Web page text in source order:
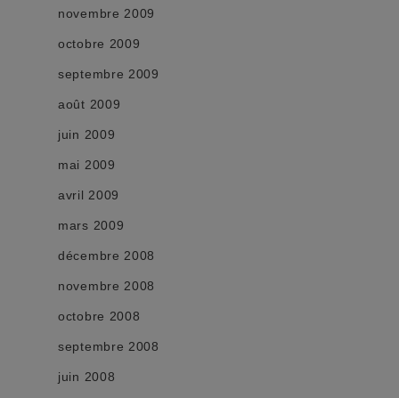
novembre 2009
octobre 2009
septembre 2009
août 2009
juin 2009
mai 2009
avril 2009
mars 2009
décembre 2008
novembre 2008
octobre 2008
septembre 2008
juin 2008